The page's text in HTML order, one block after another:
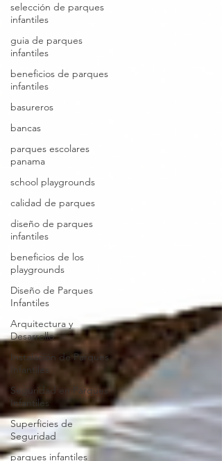
selección de parques
infantiles
guia de parques
infantiles
beneficios de parques
infantiles
basureros
bancas
parques escolares
panama
school playgrounds
calidad de parques
diseño de parques
infantiles
beneficios de los
playgrounds
Diseño de Parques
Infantiles
Arquitectura y
Desarrollo
Instalación de Parques
Infantiles
Seguridad en Parques
Infantiles
Superficies de
Seguridad
parques infantiles